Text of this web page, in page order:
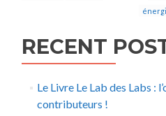
RECENT
Le Livre Le Lab des Labs :
contributeurs !